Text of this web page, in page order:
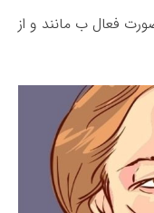
فعال ب مانند و از